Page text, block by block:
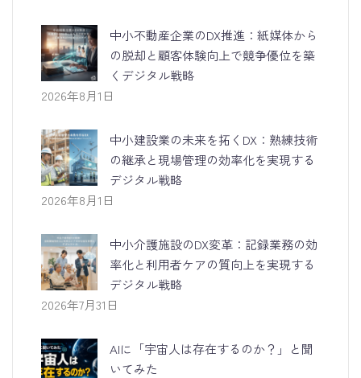
中小不動産企業のDX推進：紙媒体から
の脱却と顧客体験向上で競争優位を築
くデジタル戦略
2026年8月1日
中小建設業の未来を拓くDX：熟練技術
の継承と現場管理の効率化を実現する
デジタル戦略
2026年8月1日
中小介護施設のDX変革：記録業務の効
率化と利用者ケアの質向上を実現する
デジタル戦略
2026年7月31日
AIに「宇宙人は存在するのか？」と聞
いてみた